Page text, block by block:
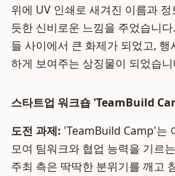
위에 UV 인쇄로 새겨진 이름과
듯한 신비로운 느낌을 주었습니
들 사이에서 큰 화제가 되었고,
하게 보여주는 상징물이 되었습니
스타트업 워크숍 'TeamBuild
도전 과제: 'TeamBuild Camp'는
모여 팀워크와 협업 능력을 기르
주최 측은 딱딱한 분위기를 깨고